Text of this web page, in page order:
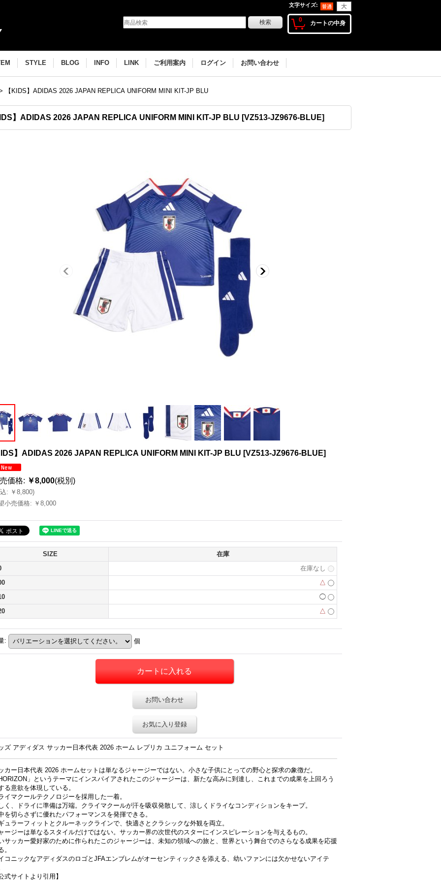
文字サイズ:
0 カートの中身
STYLE BLOG INFO LINK ご利用案内 ログイン お問い合わせ
【KIDS】ADIDAS 2026 JAPAN REPLICA UNIFORM MINI KIT-JP BLU
】ADIDAS 2026 JAPAN REPLICA UNIFORM MINI KIT-JP BLU [VZ513-JZ9676-BLUE]
】ADIDAS 2026 JAPAN REPLICA UNIFORM MINI KIT-JP BLU [VZ513-JZ9676-BLUE]
価格: ￥8,000(税別)
: ￥8,800)
小売価格: ￥8,000
SIZE
在庫
在庫なし
△
◯
△
: 個
お問い合わせ
お気に入り登録
ズ アディダス サッカー日本代表 2026 ホーム レプリカ ユニフォーム セット
カー日本代表 2026 ホームセットは単なるジャージーではない。小さな子供にとっての野心と探求の象徴だ。
」というテーマにインスパイアされたこのジャージーは、新たな高みに到達し、これまでの成果を上回ろう
る意欲を体現している。
イマクールテクノロジーを採用した一着。
く、ドライに準備は万端。クライマクールが汗を吸収発散して、涼しくドライなコンディションをキープ。
を切らさずに優れたパフォーマンスを発揮できる。
ュラーフィットとクルーネックラインで、快適さとクラシックな外観を両立。
ージーは単なるスタイルだけではない。サッカー界の次世代のスターにインスピレーションを与えるもの。
サッカー愛好家のために作られたこのジャージーは、未知の領域への旅と、世界という舞台でのさらなる成果を応援
。
コニックなアディダスのロゴとJFAエンブレムがオーセンティックさを添える、幼いファンには欠かせないアイテ
式サイトより引用】